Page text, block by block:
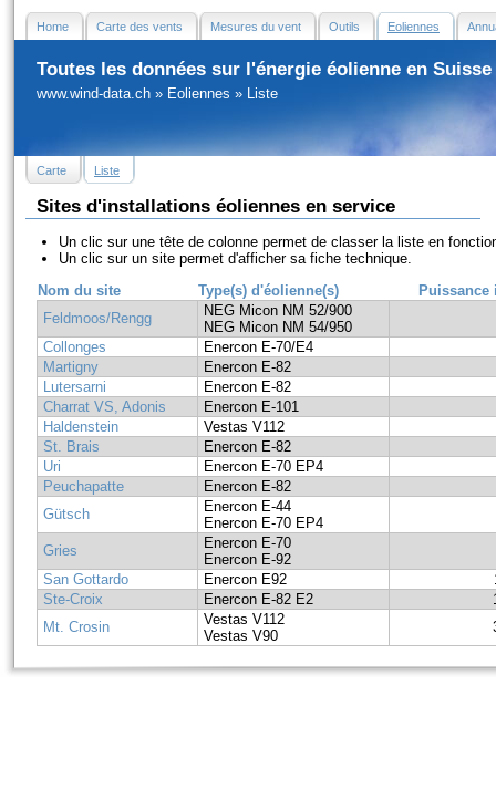
Home Carte des vents Mesures du vent Outils Eoliennes
Toutes les données sur l'énergie éolienne en Suisse
www.wind-data.ch » Eoliennes » Liste
Carte Liste
Sites d'installations éoliennes en service
Un clic sur une tête de colonne permet de classer la liste en
Un clic sur un site permet d'afficher sa fiche technique.
Nom du site
Type(s) d'éolienne(s)
Puissance
Feldmoos/Rengg
NEG Micon NM 52/900
NEG Micon NM 54/950
Collonges
Enercon E-70/E4
Martigny
Enercon E-82
Lutersarni
Enercon E-82
Charrat VS, Adonis
Enercon E-101
Haldenstein
Vestas V112
St. Brais
Enercon E-82
Uri
Enercon E-70 EP4
Peuchapatte
Enercon E-82
Gütsch
Enercon E-44
Enercon E-70 EP4
Gries
Enercon E-70
Enercon E-92
San Gottardo
Enercon E92
Ste-Croix
Enercon E-82 E2
Mt. Crosin
Vestas V112
Vestas V90